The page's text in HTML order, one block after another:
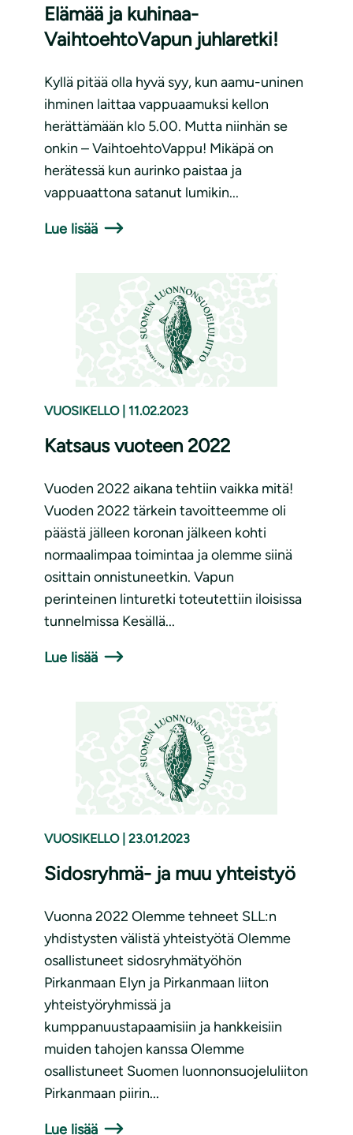
Elämää ja kuhinaa-
VaihtoehtoVapun juhlaretki!
Kyllä pitää olla hyvä syy, kun aamu-uninen
ihminen laittaa vappuaamuksi kellon
herättämään klo 5.00. Mutta niinhän se
onkin – VaihtoehtoVappu! Mikäpä on
herätessä kun aurinko paistaa ja
vappuaattona satanut lumikin...
Lue lisää
VUOSIKELLO 11.02.2023
Katsaus vuoteen 2022
Vuoden 2022 aikana tehtiin vaikka mitä!
Vuoden 2022 tärkein tavoitteemme oli
päästä jälleen koronan jälkeen kohti
normaalimpaa toimintaa ja olemme siinä
osittain onnistuneetkin. Vapun
perinteinen linturetki toteutettiin iloisissa
tunnelmissa Kesällä...
Lue lisää
VUOSIKELLO 23.01.2023
Sidosryhmä- ja muu yhteistyö
Vuonna 2022 Olemme tehneet SLL:n
yhdistysten välistä yhteistyötä Olemme
osallistuneet sidosryhmätyöhön
Pirkanmaan Elyn ja Pirkanmaan liiton
yhteistyöryhmissä ja
kumppanuustapaamisiin ja hankkeisiin
muiden tahojen kanssa Olemme
osallistuneet Suomen luonnonsuojeluliiton
Pirkanmaan piirin...
Lue lisää